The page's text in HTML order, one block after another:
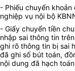
- Phiếu chuyển
nghiệp vụ nội bộ
- Giấy chuyển tiền
nhập sai thông tin
ghi rõ thông tin bị sai
đã ghi số bút toán,
nội dung đã hạch